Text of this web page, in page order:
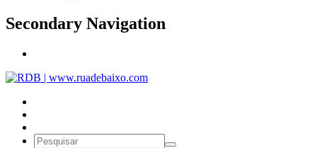
Secondary Navigation